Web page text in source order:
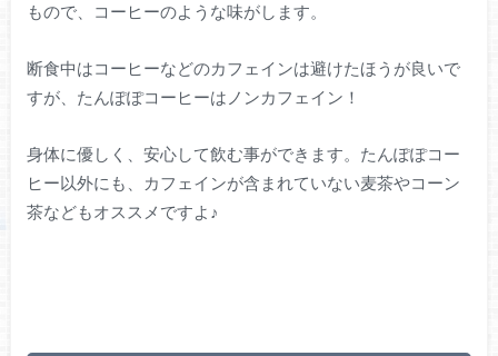
もので、コーヒーのような味がします。
断食中はコーヒーなどのカフェインは避けたほうが良いで
すが、たんぽぽコーヒーはノンカフェイン！
身体に優しく、安心して飲む事ができます。たんぽぽコー
ヒー以外にも、カフェインが含まれていない麦茶やコーン
茶などもオススメですよ♪